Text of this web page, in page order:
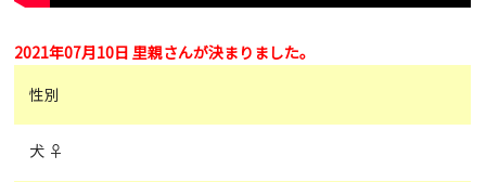
2021年07月10日 里親さんが決まりました。
性別
犬 ♀